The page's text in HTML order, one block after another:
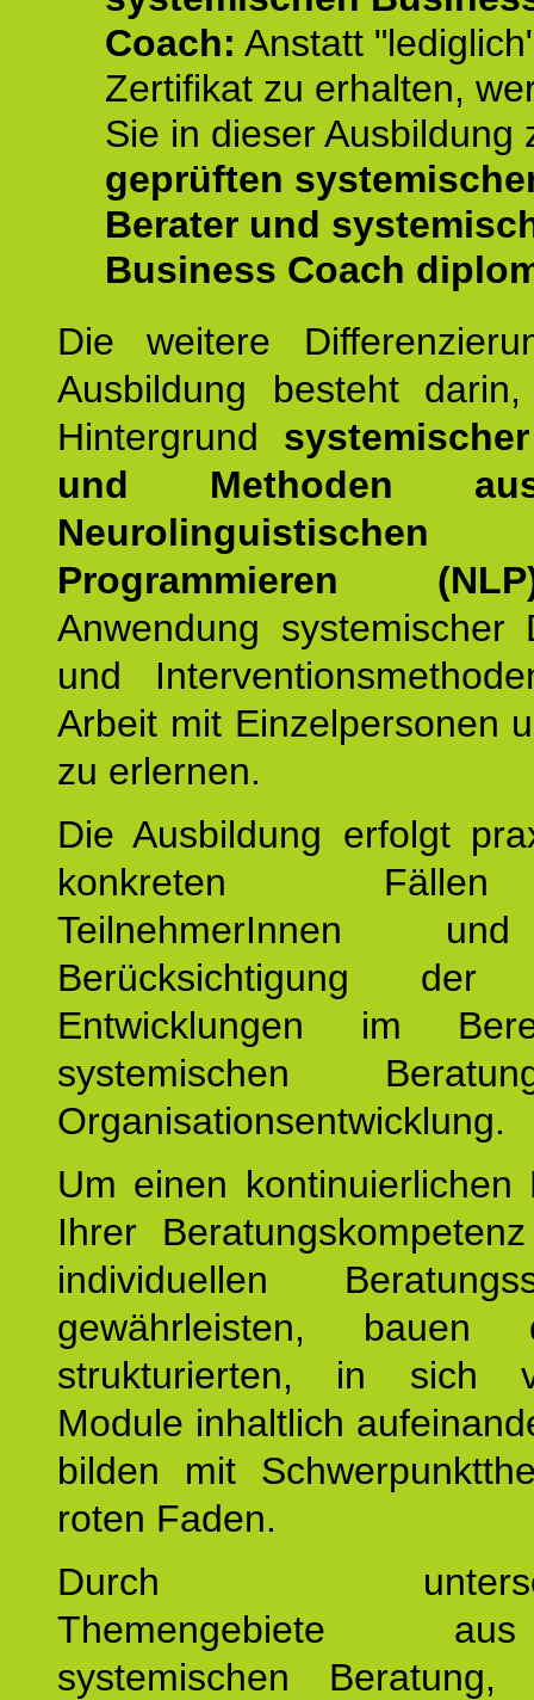
Coach: Anstatt
Zertifikat zu erhalten,
Sie in dieser Ausbildung
geprüften
Berater und
Business Coach
Die weitere
Ausbildung besteht
Hintergrund
und Methoden
Neurolinguistischen
Programmieren
Anwendung systemischer
und
Arbeit mit Einzelpersonen
zu erlernen.
Die Ausbildung erfolgt
konkreten
TeilnehmerInnen
Berücksichtigung der
Entwicklungen im
systemischen
Organisationsentwicklung.
Um einen kontinuierlichen
Ihrer
individuellen
gewährleisten,
strukturierten, in sich
Module inhaltlich
bilden mit
roten Faden.
Durch
Themengebiete
systemischen Beratung,